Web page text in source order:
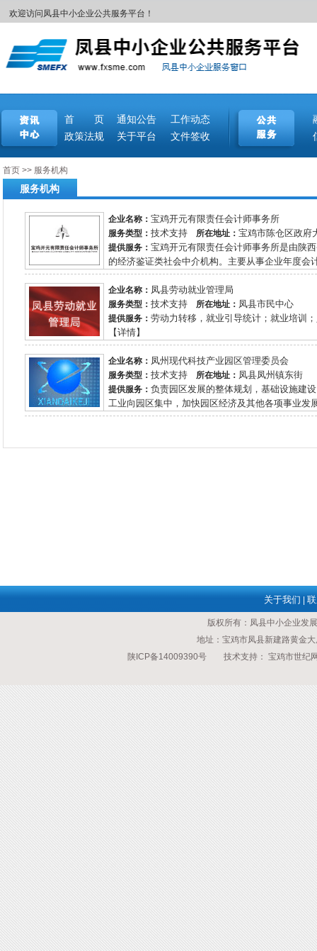
欢迎访问凤县中小企业公共服务平台！
首 页 通知公告 工作动态
政策法规
关于平台 文件签收
首页>> 服务机构
服务机构
企业名称： 宝鸡开元有限责任会计师事务所
服务类型： 技术支持 所在地址： 宝鸡市陈仓区政府
提供服务： 宝鸡开元有限责任会计师事务所是由陕
的经济鉴证类社会中介机构。主要从事企业年度会
企业名称： 凤县劳动就业管理局
服务类型： 技术支持 所在地址： 凤县市民中心
提供服务： 劳动力转移，就业引导统计；就业培训
【详情】
企业名称： 凤州现代科技产业园区管理委员会
服务类型： 技术支持 所在地址： 凤县凤州镇东街
提供服务： 负责园区发展的整体规划，基础设施建
工业向园区集中，加快园区经济及其他各项事业发
关于我们
版权所有：凤县中小企业
地址：宝鸡市凤县新建路黄
陕ICP备14009390号 技术支持： 宝鸡市世纪